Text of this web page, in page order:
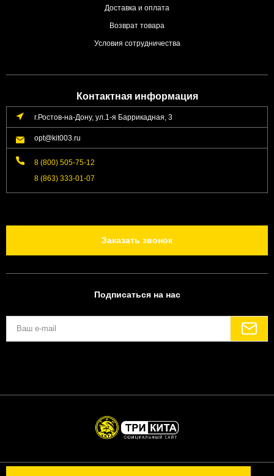
Доставка и оплата
Возврат товара
Условия сотрудничества
Контактная информация
г.Ростов-на-Дону, ул.1-я Баррикадная, 3
opt@kit003.ru
8 (800) 505-75-12
8 (863) 333-01-07
Заказать звонок
Подписаться на нас